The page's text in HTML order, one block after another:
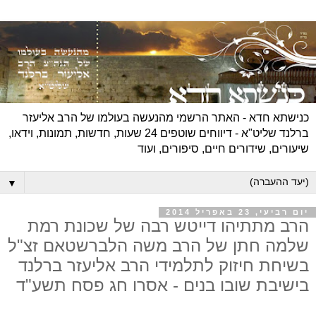
כנישתא חדא - האתר הרשמי מהנעשה בעולמו של הרב אליעזר
ברלנד שליט"א - דיווחים שוטפים 24 שעות, חדשות, תמונות, וידאו,
שיעורים, שידורים חיים, סיפורים, ועוד
▼
יום רביעי, 23 באפריל 2014
הרב מתתיהו דייטש רבה של שכונת רמת
שלמה חתן של הרב משה הלברשטאם זצ"ל
בשיחת חיזוק לתלמידי הרב אליעזר ברלנד
בישיבת שובו בנים - אסרו חג פסח תשע"ד